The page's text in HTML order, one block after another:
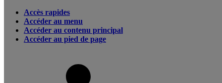
Accès rapides
Accéder au menu
Accéder au contenu principal
Accéder au pied de page